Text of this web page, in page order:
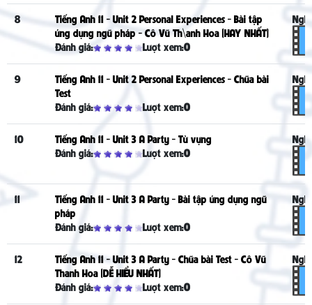
8
Tiếng Anh 11 - Unit 2 Personal Experiences - Bài tập
ứng dụng ngữ pháp - Cô Vũ Th\anh Hoa (HAY NHẤT)
Đánh giá:
Lượt xem:0
9
Tiếng Anh 11 - Unit 2 Personal Experiences - Chữa bài
Test
Đánh giá:
Lượt xem:0
10
Tiếng Anh 11 - Unit 3 A Party - Từ vựng
Đánh giá:
Lượt xem:0
11
Tiếng Anh 11 - Unit 3 A Party - Bài tập ứng dụng ngữ
pháp
Đánh giá:
Lượt xem:0
12
Tiếng Anh 11 - Unit 3 A Party - Chữa bài Test - Cô Vũ
Thanh Hoa (DỄ HIỂU NHẤT)
Đánh giá:
Lượt xem:0